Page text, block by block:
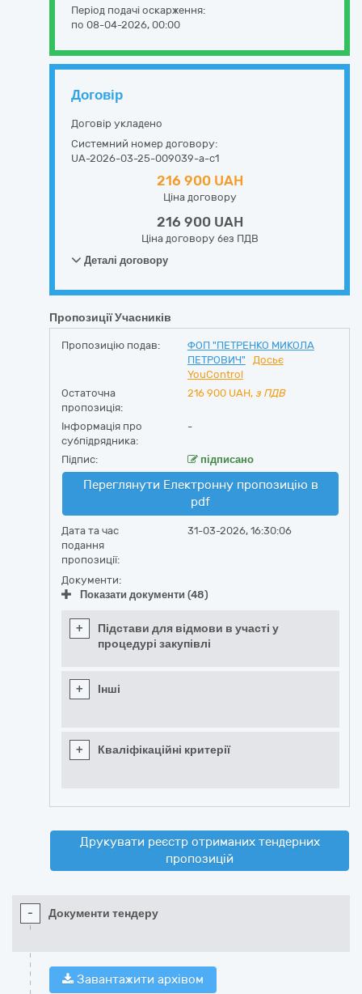
Період подачі оскарження:
по 08-04-2026, 00:00
Договір
Договір укладено
Системний номер договору:
UA-2026-03-25-009039-a-c1
216 900 UAH
Ціна договору
216 900 UAH
Ціна договору без ПДВ
Деталі договору
Пропозиції Учасників
Пропозицію подав:
ФОП "ПЕТРЕНКО МИКОЛА
ПЕТРОВИЧ"
Досьє
YouControl
Остаточна
пропозиція:
216 900 UAH, з ПДВ
Інформація про
субпідрядника:
-
Підпис: підписано
Переглянути Електронну пропозицію в
pdf
Дата та час
подання
пропозиції:
31-03-2026, 16:30:06
Документи:
Показати документи (48)
+
Підстави для відмови в участі у
процедурі закупівлі
+ Інші
+ Кваліфікаційні критерії
Друкувати реєстр отриманих тендерних
пропозицій
- Документи тендеру
Завантажити архівом